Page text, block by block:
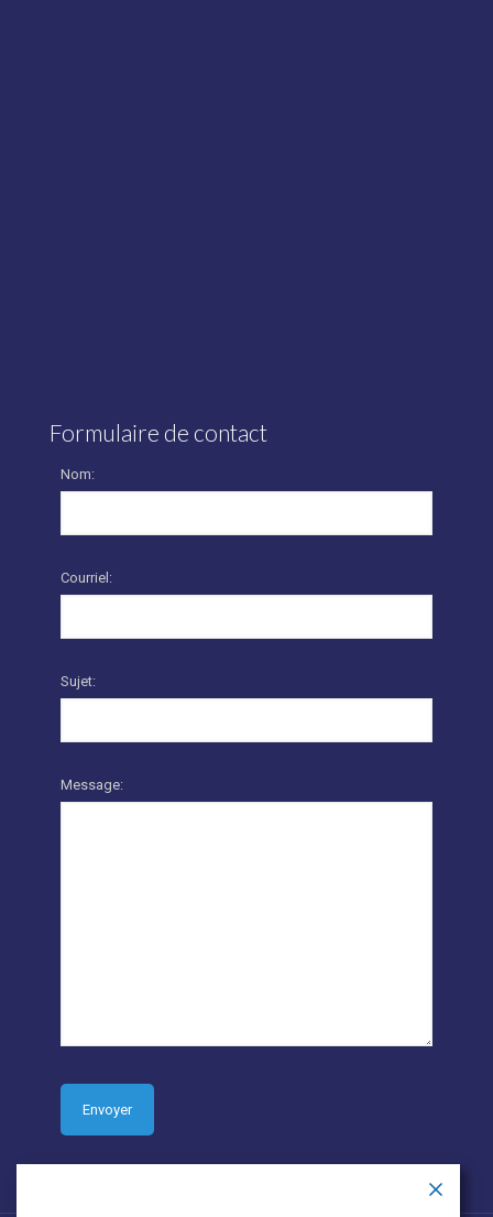
Formulaire de contact
Nom:
Courriel:
Sujet:
Message: